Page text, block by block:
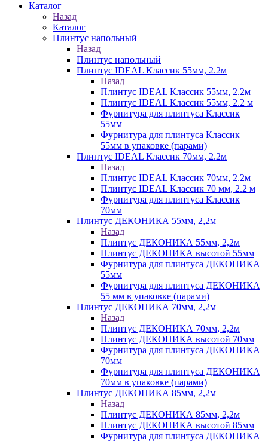
Каталог
Назад
Каталог
Плинтус напольный
Назад
Плинтус напольный
Плинтус IDEAL Классик 55мм, 2.2м
Назад
Плинтус IDEAL Классик 55мм, 2.2м
Плинтус IDEAL Классик 55мм, 2.2 м
Фурнитура для плинтуса Классик
55мм
Фурнитура для плинтуса Классик
55мм в упаковке (парами)
Плинтус IDEAL Классик 70мм, 2.2м
Назад
Плинтус IDEAL Классик 70мм, 2.2м
Плинтус IDEAL Классик 70 мм, 2.2 м
Фурнитура для плинтуса Классик
70мм
Плинтус ДЕКОНИКА 55мм, 2,2м
Назад
Плинтус ДЕКОНИКА 55мм, 2,2м
Плинтус ДЕКОНИКА высотой 55мм
Фурнитура для плинтуса ДЕКОНИКА
55мм
Фурнитура для плинтуса ДЕКОНИКА
55 мм в упаковке (парами)
Плинтус ДЕКОНИКА 70мм, 2,2м
Назад
Плинтус ДЕКОНИКА 70мм, 2,2м
Плинтус ДЕКОНИКА высотой 70мм
Фурнитура для плинтуса ДЕКОНИКА
70мм
Фурнитура для плинтуса ДЕКОНИКА
70мм в упаковке (парами)
Плинтус ДЕКОНИКА 85мм, 2,2м
Назад
Плинтус ДЕКОНИКА 85мм, 2,2м
Плинтус ДЕКОНИКА высотой 85мм
Фурнитура для плинтуса ДЕКОНИКА